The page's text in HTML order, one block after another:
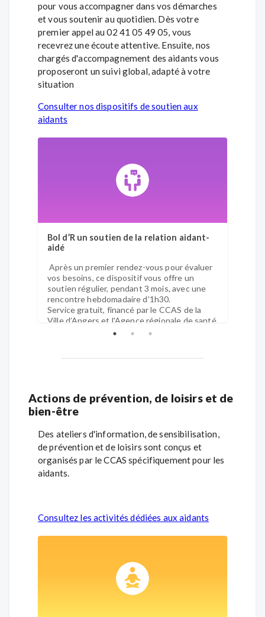
pour vous accompagner dans vos démarches
et vous soutenir au quotidien. Dès votre
premier appel au 02 41 05 49 05, vous
recevrez une écoute attentive. Ensuite, nos
chargés d'accompagnement des aidants vous
proposeront un suivi global, adapté à votre
situation
Consulter nos dispositifs de soutien aux
aidants
Bol d’R un soutien de la relation aidant-
aidé
Après un premier rendez-vous pour évaluer
vos besoins, ce dispositif vous offre un
soutien régulier, pendant 3 mois, avec une
rencontre hebdomadaire d’1h30.
Service gratuit, financé par le CCAS de la
Ville d’Angers et l'Agence régionale de santé
(ARS) des Pays de la Loire.
Vous accompagner pour créer du lien
vers l’extérieur autour de diverses
activités.
solutions de répit pour prendre du
temps pour vous.
Consulter nos dispositifs de répit
Actions de prévention, de loisirs et de
bien-être
Des ateliers d'information, de sensibilisation,
de prévention et de loisirs sont conçus et
organisés par le CCAS spécifiquement pour les
aidants.
Consultez les activités dédiées aux aidants